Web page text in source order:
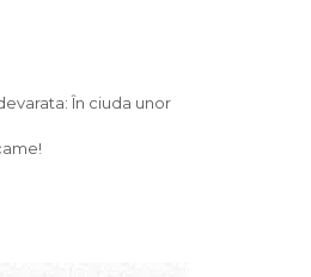
În ciuda unor